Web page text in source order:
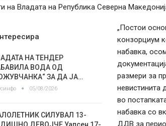
на Владата на Република Северна
НА ТЕНДЕР
ВОДА ОД
ЗА ДА ЈА…
05/08/2026
СИЛУВАЛ 13-
ДЕВОЈЧЕ Уапсен 17-
„Постои
конзорциум
набавка,
размери за
невистинита
во
набавка со
ДДВ за